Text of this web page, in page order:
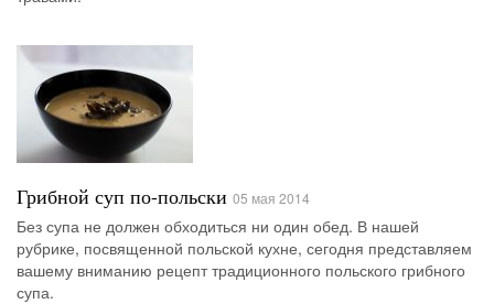
Грибной суп по-польски 05 мая 2014
Без супа не должен обходиться ни один обед. В нашей
рубрике, посвященной польской кухне, сегодня представляем
вашему вниманию рецепт традиционного польского грибного
супа.